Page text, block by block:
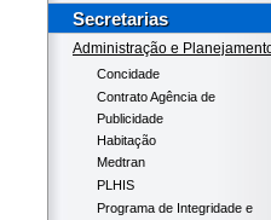
Secretarias
Administração e
Concidade
Contrato Agência de
Publicidade
Habitação
Medtran
PLHIS
Programa de Integridade e